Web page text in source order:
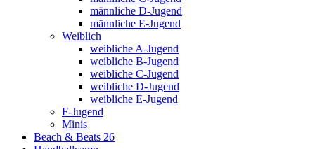
männliche D-Jugend
männliche E-Jugend
Weiblich
weibliche A-Jugend
weibliche B-Jugend
weibliche C-Jugend
weibliche D-Jugend
weibliche E-Jugend
F-Jugend
Minis
Beach & Beats 26